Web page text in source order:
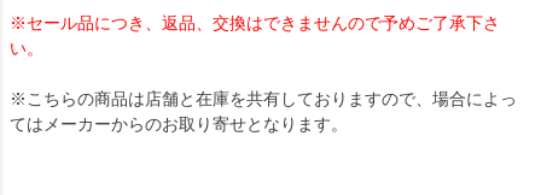
※セール品につき、返品、交換はできませんので予めご了承下さ
い。
※こちらの商品は店舗と在庫を共有しておりますので、場合によっ
てはメーカーからのお取り寄せとなります。